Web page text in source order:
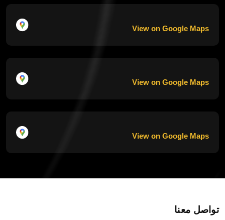
View on Google Maps
View on Google Maps
View on Google Maps
تواصل معنا